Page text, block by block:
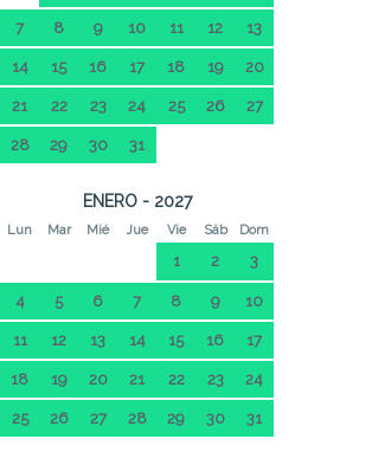
7 8 9 10 11 12 13
14 15 16 17 18 19 20
21 22 23 24 25 26 27
28 29 30 31
ENERO - 2027
Lun Mar Mié Jue Vie Sáb Dom
1 2 3
4 5 6 7 8 9 10
11 12 13 14 15 16 17
18 19 20 21 22 23 24
25 26 27 28 29 30 31